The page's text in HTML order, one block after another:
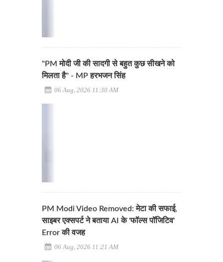
"PM मोदी जी की सादगी से बहुत कुछ सीखने को
मिलता है" - MP हरभजन सिंह
06 Aug, 2026 11:30 AM
PM Modi Video Removed: मेटा की सफाई,
साइबर एक्सपर्ट ने बताया AI के 'फॉल्स पॉजिटिव'
Error की वजह
06 Aug, 2026 11:21 AM